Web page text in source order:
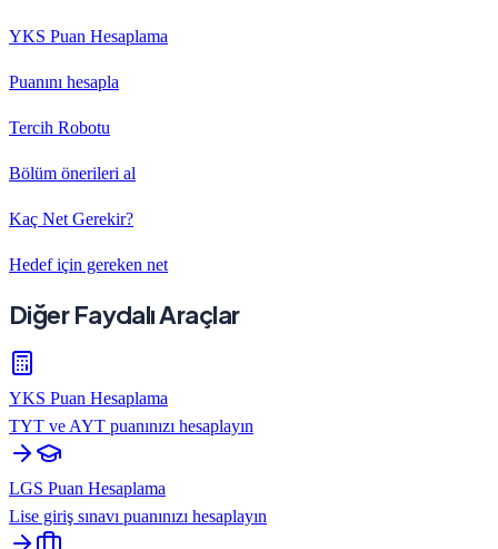
YKS Puan Hesaplama
Puanını hesapla
Tercih Robotu
Bölüm önerileri al
Kaç Net Gerekir?
Hedef için gereken net
Diğer Faydalı Araçlar
YKS Puan Hesaplama
TYT ve AYT puanınızı hesaplayın
LGS Puan Hesaplama
Lise giriş sınavı puanınızı hesaplayın